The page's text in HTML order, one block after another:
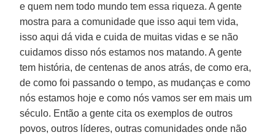
e quem nem todo mundo tem essa riqueza. A gente
mostra para a comunidade que isso aqui tem vida,
isso aqui dá vida e cuida de muitas vidas e se não
cuidamos disso nós estamos nos matando. A gente
tem história, de centenas de anos atrás, de como era,
de como foi passando o tempo, as mudanças e como
nós estamos hoje e como nós vamos ser em mais um
século. Então a gente cita os exemplos de outros
povos, outros líderes, outras comunidades onde não